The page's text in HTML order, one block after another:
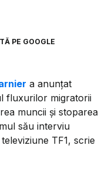
PE GOOGLE
a anunţat
fluxurilor migratorii
muncii şi stoparea
său interviu
TF1, scrie